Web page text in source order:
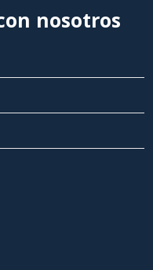
nosotros